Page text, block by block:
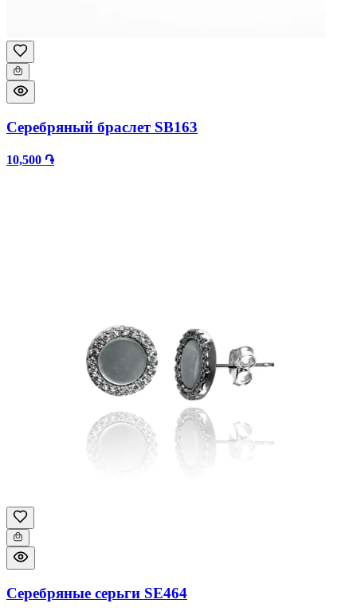
Серебряный браслет SB163
10,500 ֏
Серебряные серьги SE464